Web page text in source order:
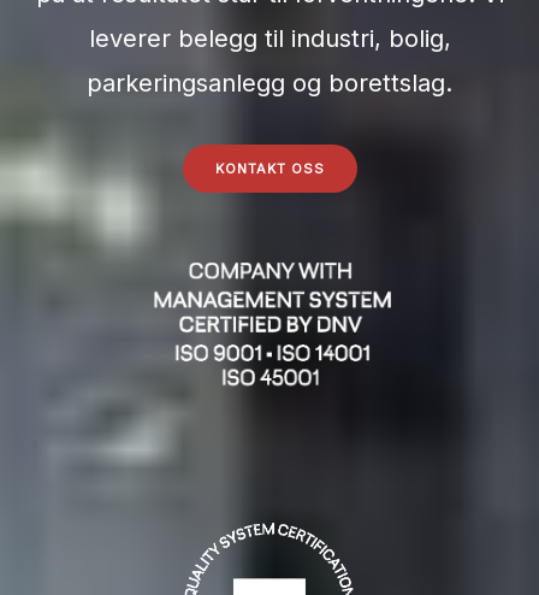
leverer belegg til industri, bolig,
parkeringsanlegg og borettslag.
KONTAKT OSS